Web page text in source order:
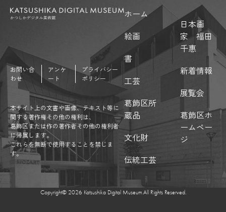
お問い合
わせ
アンケ
ート
プライバシー
ポリシー
本サイト上の文書や画像、テキスト等に
関する著作権その他の権利は、
葛飾区または作の著作者その他の権利者
に帰属します。
これらを無断で使用することを禁じま
す。
ホーム
絵画
書
工芸
葛飾区所
蔵品
文化財
伝統工芸
日本画
家 福田
千惠
新着情報
展覧会
葛飾区ホ
ームペー
ジ
Copyright©︎ 2026 Katsushika Digital Museum.All Rights Reserved.